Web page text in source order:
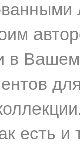
в
есть и